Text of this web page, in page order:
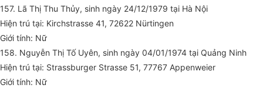
157. Lã Thị Thu Thủy, sinh ngày 24/12/1979 tại Hà Nội
Hiện trú tại: Kirchstrasse 41, 72622 Nürtingen
Giới tính: Nữ
158. Nguyễn Thị Tố Uyên, sinh ngày 04/01/1974 tại Quảng Ninh
Hiện trú tại: Strassburger Strasse 51, 77767 Appenweier
Giới tính: Nữ